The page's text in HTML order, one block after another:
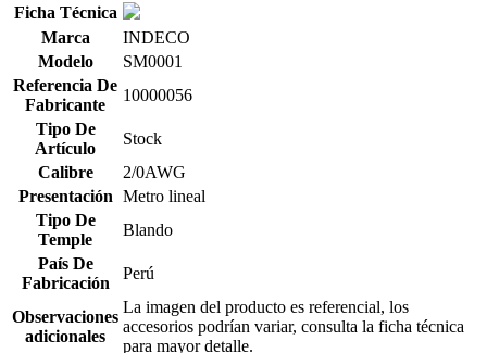
Ficha Técnica
Marca
INDECO
Modelo
SM0001
Referencia De
Fabricante
10000056
Tipo De
Artículo
Stock
Calibre
2/0AWG
Presentación Metro lineal
Tipo De
Temple
Blando
País De
Fabricación
Perú
Observaciones
adicionales
La imagen del producto es referencial, los
accesorios podrían variar, consulta la ficha técnica
para mayor detalle.